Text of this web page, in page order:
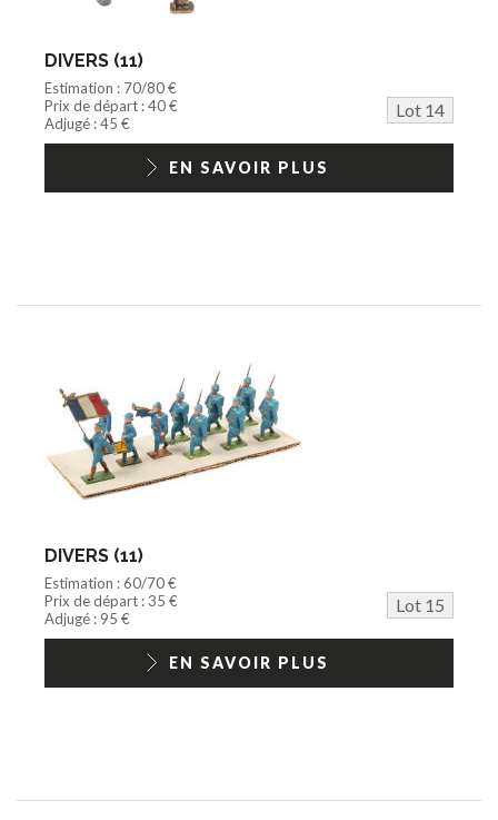
DIVERS (11)
Estimation : 70/80 €
Prix de départ : 40 €
Lot 14
Adjugé : 45 €
EN SAVOIR PLUS
DIVERS (11)
Estimation : 60/70 €
Prix de départ : 35 €
Lot 15
Adjugé : 95 €
EN SAVOIR PLUS